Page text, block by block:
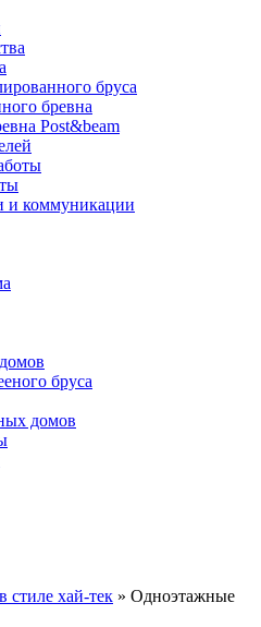
бруса
бревна
Post&beam
и коммуникации
бруса
домов
стиле хай-тек » Одноэтажные